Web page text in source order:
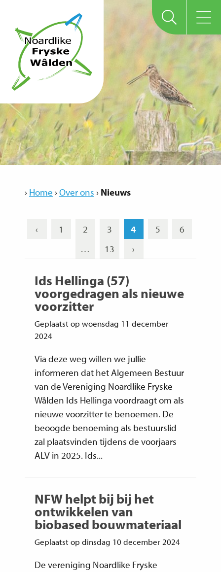
› Home ›Over ons › Nieuws
‹ 1 2 3 4 5
6
…
13 ›
Ids Hellinga (57)
voorgedragen als nieuwe
voorzitter
Geplaatst op woensdag 11 december
2024
Via deze weg willen we jullie
informeren dat het Algemeen Bestuur
van de Vereniging Noardlike Fryske
Wâlden Ids Hellinga voordraagt om als
nieuwe voorzitter te benoemen. De
beoogde benoeming als bestuurslid
zal plaatsvinden tijdens de voorjaars
ALV in 2025. Ids...
NFW helpt bij bij het
ontwikkelen van
biobased bouwmateriaal
Geplaatst op dinsdag 10 december 2024
De vereniging Noardlike Fryske